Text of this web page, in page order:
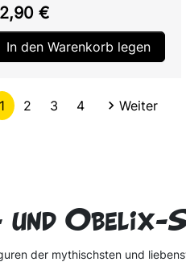
€
In den Warenkorb legen
1 2 3 4 Weiter
 Weiter
Obelix-
der mythischsten und